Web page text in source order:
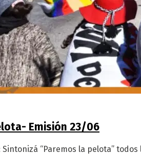
Emisión 23/06
“Paremos la pelota”